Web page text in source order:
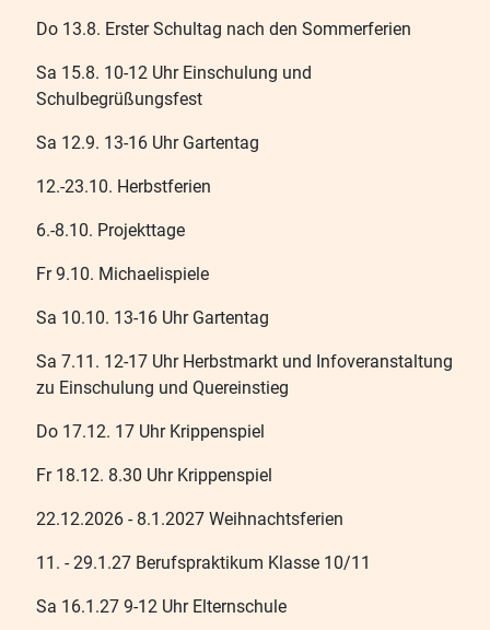
Do 13.8. Erster Schultag nach den Sommerferien
Sa 15.8. 10-12 Uhr Einschulung und
Schulbegrüßungsfest
Sa 12.9. 13-16 Uhr Gartentag
12.-23.10. Herbstferien
6.-8.10. Projekttage
Fr 9.10. Michaelispiele
Sa 10.10. 13-16 Uhr Gartentag
Sa 7.11. 12-17 Uhr Herbstmarkt und Infoveranstaltung
zu Einschulung und Quereinstieg
Do 17.12. 17 Uhr Krippenspiel
Fr 18.12. 8.30 Uhr Krippenspiel
22.12.2026 - 8.1.2027 Weihnachtsferien
11. - 29.1.27 Berufspraktikum Klasse 10/11
Sa 16.1.27 9-12 Uhr Elternschule